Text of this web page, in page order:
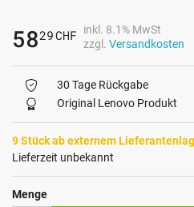
5829CHF
inkl. 8.1% MwSt
zzgl. Versandkosten
30 Tage Rückgabe
Original Lenovo Produkt
9 Stück ab externem
Lieferzeit unbekannt
Menge